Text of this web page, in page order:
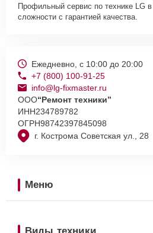
Профильный сервис по технике LG
сложности с гарантией качества.
г. Кострома Советская ул., 28
Ежедневно, с 10:00 до 20:00
+7 (800) 100-91-25
info@lg-fixmaster.ru
ООО“Ремонт техники”
ИНН234789782
ОГРН98742397845098
Меню
Виды техники